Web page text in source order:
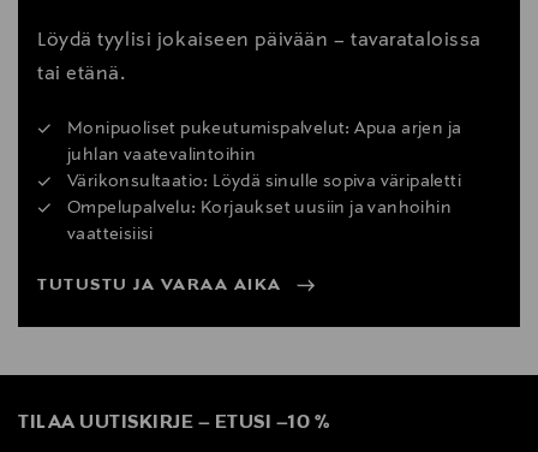
Löydä tyylisi jokaiseen päivään – tavarataloissa
tai etänä.
Monipuoliset pukeutumispalvelut: Apua arjen ja
juhlan vaatevalintoihin
Värikonsultaatio: Löydä sinulle sopiva väripaletti
Ompelupalvelu: Korjaukset uusiin ja vanhoihin
vaatteisiisi
TUTUSTU JA VARAA AIKA
TILAA UUTISKIRJE – ETUSI –10 %